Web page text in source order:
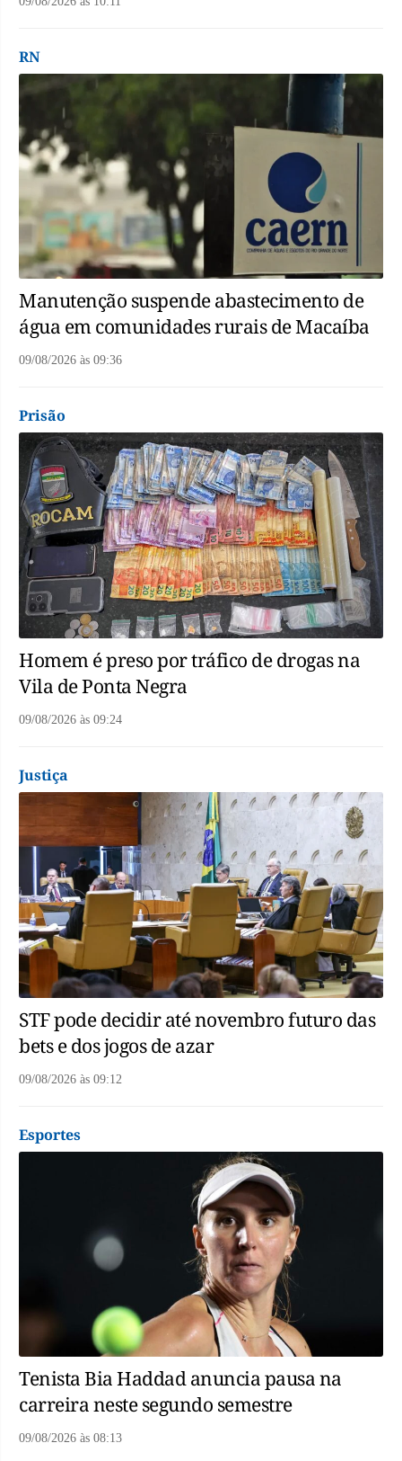
RN
Manutenção suspende abastecimento de
água em comunidades rurais de Macaíba
09/08/2026 às 09:36
Prisão
Homem é preso por tráfico de drogas na
Vila de Ponta Negra
09/08/2026 às 09:24
Justiça
STF pode decidir até novembro futuro das
bets e dos jogos de azar
09/08/2026 às 09:12
Esportes
Tenista Bia Haddad anuncia pausa na
carreira neste segundo semestre
09/08/2026 às 08:13